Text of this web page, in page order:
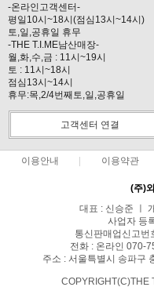
-온라인고객센터-
평일10시~18시(점심13시~14시)
토,일,공휴일 휴무
-THE T.I.ME남산매장-
월,화,수,금 : 11시~19시
토 : 11시~18시
점심13시~14시
휴무:목,2/4번째토,일,공휴일
고객센터 연결
이용안내 이용약관
(주)
대표 : 신승준 ㅣ
사업자 등
통신판매업신고번
전화 : 온라인 070-
주소 : 서울특별시 송파구
COPYRIGHT(C)THE